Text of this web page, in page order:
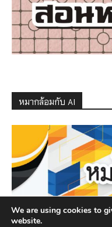
หมากล้อมกับ AI
We are using cookies to
website.